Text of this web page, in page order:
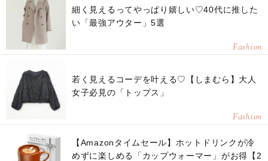
細く見えるってやっぱり嬉しい♡40代に推した
い「最強アウター」5選
Fashion
若く見えるコーデを叶える♡【しまむら】大人
女子必見の「トップス」
Fashion
【Amazonタイムセール】ホットドリンクが冷
めずに楽しめる「カップウォーマー」がお得【2